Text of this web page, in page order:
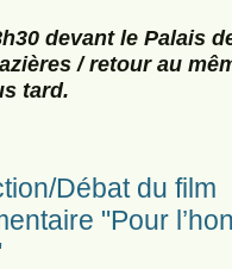
devant le Palais
/ retour au
tard.
Débat du film
"Pour